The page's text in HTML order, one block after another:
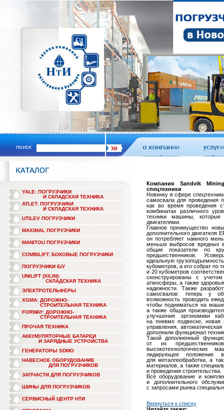
YALE: ПОГРУЗЧИКИ
И СКЛАДСКАЯ ТЕХНИКА
ATLET: ПОГРУЗЧИКИ
И СКЛАДСКАЯ ТЕХНИКА
UTILEV ПОГРУЗЧИКИ
MAXIMAL ПОГРУЗЧИКИ
MANITOU ПОГРУЗЧИКИ
COMBILIFT: БОКОВЫЕ ПОГРУЗЧИКИ
ПОГРУЗЧИКИ Б/У
UNILIFT (XILIN):
СКЛАДСКАЯ ТЕХНИКА
ЭЛЕКТРОТЕЛЬФЕРЫ
XGMA: ДОРОЖНО-
СТРОИТЕЛЬНАЯ ТЕХНИКА
FORWAY: ДОРОЖНО-
СТРОИТЕЛЬНАЯ ТЕХНИКА
ПРОЧАЯ ТЕХНИКА
АККУМУЛЯТОРНЫЕ БАТАРЕИ
И ЗАРЯДНЫЕ УСТРОЙСТВА
ГЕНЕРАТОРЫ SDMO
НАВЕСНОЕ ОБОРУДОВАНИЕ
ДЛЯ ПОГРУЗЧИКОВ
ЗАПЧАСТИ ДЛЯ ПОГРУЗЧИКОВ
ШИНЫ ДЛЯ ПОГРУЗЧИКОВ
СЕРВИСНЫЙ ЦЕНТР НТИ
Компания Sandvik
спецтехники
Новинку в сфере
самосвала для проведения
как во время проведения
комбинатах различного
техники машины,
двигателями.
Главное преимущество
дополнительного двигателя
он потребляет намного
меньше выбросов вредных
общие показатели по
предшественников.
идеальную
кубометров, а его собрат по
и 20 кубометров
сконструированы с
атмосферы, а также
надежности. Также
самосвалов: теперь у
возможность проводить
чтобы подниматься на
а также общая
улучшения эргономики
на пневмо подвеске, новая
управления,
дополнили функционал
Такой дополненный
от их
высокотехнологических
лидирующее положение
для металлообработки, а
материалов, а также
и проведения строительства.
Всё оборудование и
и дополнительного
с запросами рынка
Вернуться к списку